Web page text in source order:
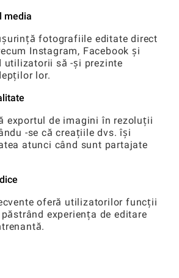
media
fotografiile editate direct
Instagram, Facebook și
utilizatorii să -și prezinte
lor.
exportul de imagini în rezoluții
-se că creațiile dvs. își
atunci când sunt partajate
oferă utilizatorilor funcții
experiența de editare